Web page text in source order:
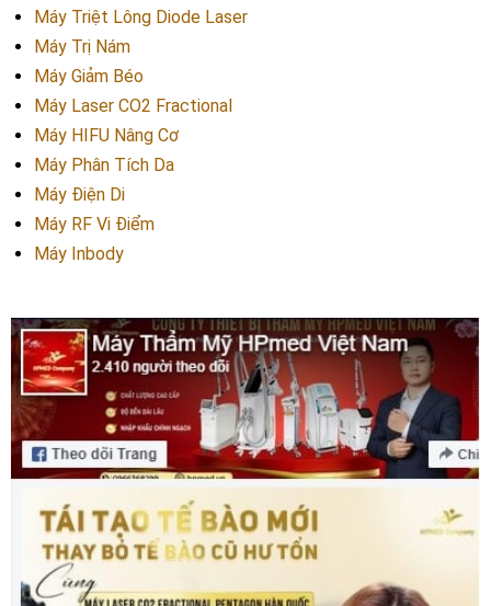
Máy Triệt Lông Diode Laser
Máy Trị Nám
Máy Giảm Béo
Máy Laser CO2 Fractional
Máy HIFU Nâng Cơ
Máy Phân Tích Da
Máy Điện Di
Máy RF Vi Điểm
Máy Inbody